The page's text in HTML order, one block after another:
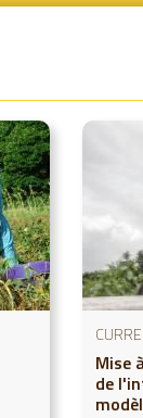
Mise
de